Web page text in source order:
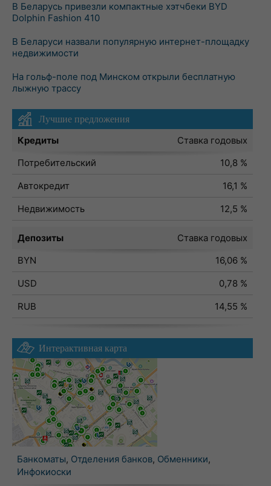
В Беларусь привезли компактные хэтчбеки BYD
Dolphin Fashion 410
В Беларуси назвали популярную интернет-площадку
недвижимости
На гольф-поле под Минском открыли бесплатную
лыжную трассу
Лучшие предложения
Кредиты
Ставка годовых
Потребительский
10,8 %
Автокредит
16,1 %
Недвижимость
12,5 %
Депозиты
Ставка годовых
BYN
16,06 %
USD
0,78 %
RUB
14,55 %
Интерактивная карта
Банкоматы, Отделения банков, Обменники,
Инфокиоски